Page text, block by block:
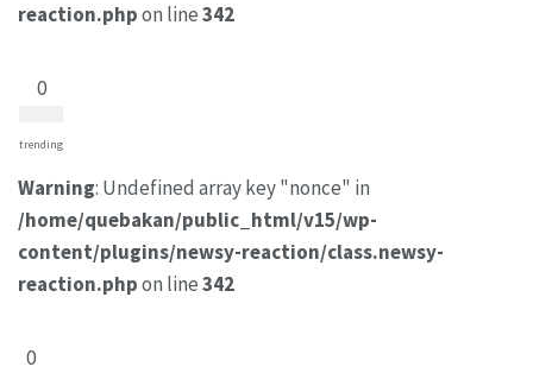
reaction.phpon line342
0
trending
Warning: Undefined array key "nonce" in
/home/quebakan/public_html/v15/wp-
content/plugins/newsy-reaction/class.newsy-
reaction.phpon line342
0